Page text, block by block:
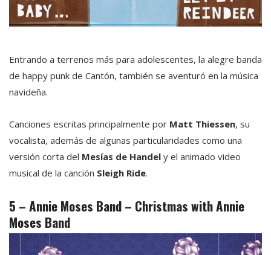
Entrando a terrenos más para adolescentes, la alegre banda
de happy punk de Cantón, también se aventuró en la música
navideña.
Canciones escritas principalmente por Matt Thiessen, su
vocalista, además de algunas particularidades como una
versión corta del Mesías de Handel y el animado video
musical de la canción Sleigh Ride.
5 – Annie Moses Band – Christmas with Annie
Moses Band